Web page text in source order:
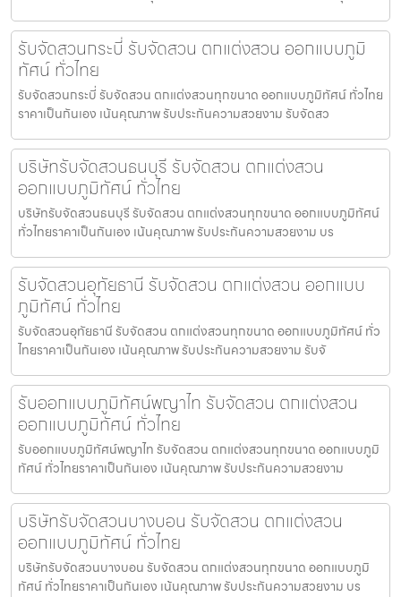
รับจัดสวนกระบี่ รับจัดสวน ตกแต่งสวน ออกแบบภูมิ
ทัศน์ ทั่วไทย
รับจัดสวนกระบี่ รับจัดสวน ตกแต่งสวนทุกขนาด ออกแบบภูมิทัศน์ ทั่วไทย
ราคาเป็นกันเอง เน้นคุณภาพ รับประกันความสวยงาม รับจัดสว
บริษัทรับจัดสวนธนบุรี รับจัดสวน ตกแต่งสวน
ออกแบบภูมิทัศน์ ทั่วไทย
บริษัทรับจัดสวนธนบุรี รับจัดสวน ตกแต่งสวนทุกขนาด ออกแบบภูมิทัศน์
ทั่วไทยราคาเป็นกันเอง เน้นคุณภาพ รับประกันความสวยงาม บร
รับจัดสวนอุทัยธานี รับจัดสวน ตกแต่งสวน ออกแบบ
ภูมิทัศน์ ทั่วไทย
รับจัดสวนอุทัยธานี รับจัดสวน ตกแต่งสวนทุกขนาด ออกแบบภูมิทัศน์ ทั่ว
ไทยราคาเป็นกันเอง เน้นคุณภาพ รับประกันความสวยงาม รับจั
รับออกแบบภูมิทัศน์พญาไท รับจัดสวน ตกแต่งสวน
ออกแบบภูมิทัศน์ ทั่วไทย
รับออกแบบภูมิทัศน์พญาไท รับจัดสวน ตกแต่งสวนทุกขนาด ออกแบบภูมิ
ทัศน์ ทั่วไทยราคาเป็นกันเอง เน้นคุณภาพ รับประกันความสวยงาม
บริษัทรับจัดสวนบางบอน รับจัดสวน ตกแต่งสวน
ออกแบบภูมิทัศน์ ทั่วไทย
บริษัทรับจัดสวนบางบอน รับจัดสวน ตกแต่งสวนทุกขนาด ออกแบบภูมิ
ทัศน์ ทั่วไทยราคาเป็นกันเอง เน้นคุณภาพ รับประกันความสวยงาม บร